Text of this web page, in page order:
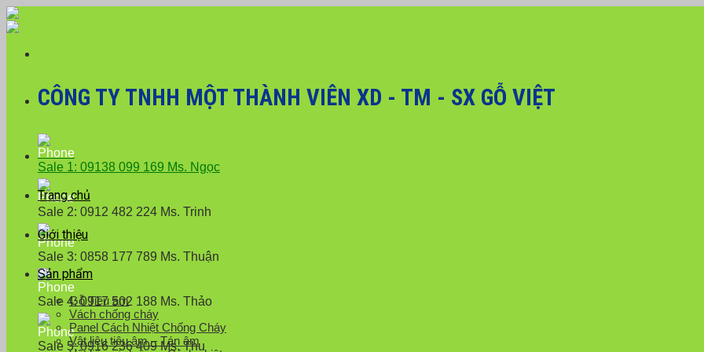
Skip
to
CÔNG TY TNHH MỘT THÀNH VIÊN XD - TM - SX GỖ VIỆT
Sale 1: 09138 099 169 Ms. Ngọc
Sale 2: 0912 482 224 Ms. Trinh
Sale 3: 0858 177 789 Ms. Thuận
Sale 4: 0917 502 188 Ms. Thảo
Sale 5: 0916 236 409 Ms. Thu
Trang chủ
Giới thiệu
Sản phẩm
Gỗ Tiêu âm
Vách chống cháy
Panel Cách Nhiệt Chống Cháy
Vật liệu tiêu âm – Tán âm